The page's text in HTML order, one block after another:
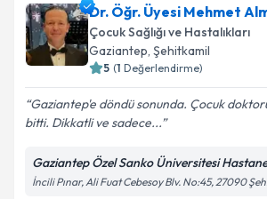
Dr. Öğr. Üyesi Mehmet
Çocuk Sağlığı ve Hastalıkları
Gaziantep, Şehitkamil
5 (1 Değerlendirme)
Gaziantep'e döndü sonunda. Çocuk doktoru
bitti. Dikkatli ve sadece...
Gaziantep Özel Sanko Üniversitesi
İncili Pınar, Ali Fuat Cebesoy Blv. No:45, 27090